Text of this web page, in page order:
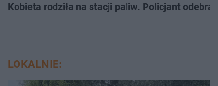
Kobieta rodziła na stacji paliw. Policjant
LOKALNIE: